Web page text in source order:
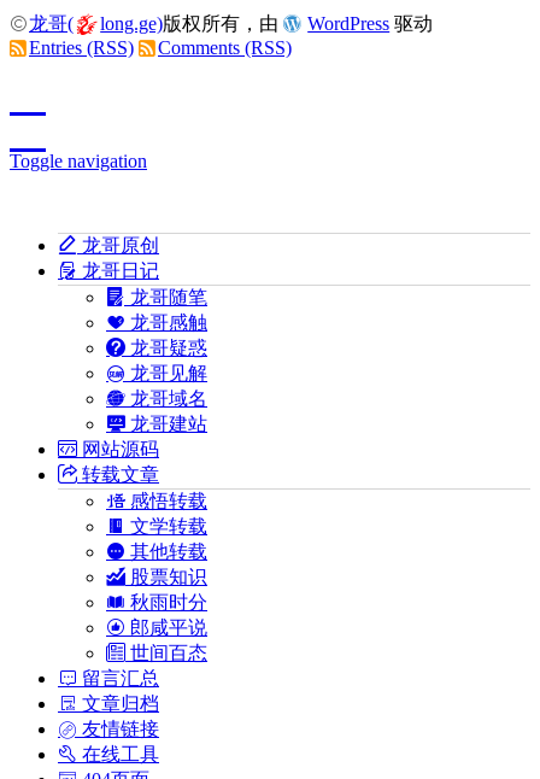
龙哥( long.ge)版权所有，由 WordPress 驱动
Entries (RSS)
Comments (RSS)
Toggle navigation
龙哥原创
龙哥日记
龙哥随笔
龙哥感触
龙哥疑惑
龙哥见解
龙哥域名
龙哥建站
网站源码
转载文章
感悟转载
文学转载
其他转载
股票知识
秋雨时分
郎咸平说
世间百态
留言汇总
文章归档
友情链接
在线工具